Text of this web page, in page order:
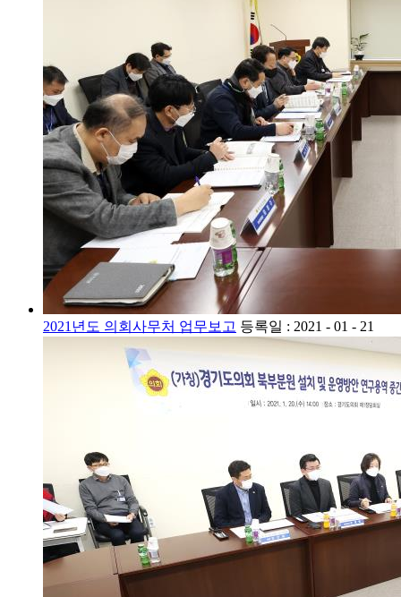
2021년도 의회사무처 업무보고 등록일 : 2021 - 01 - 21